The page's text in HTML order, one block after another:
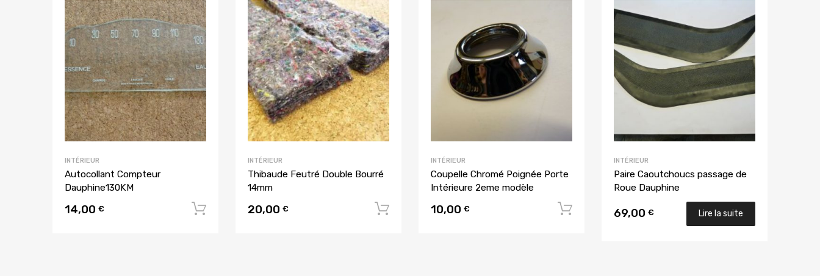
INTÉRIEUR
Autocollant Compteur
Dauphine130KM
14,00 € Ajouter au panier
INTÉRIEUR
Thibaude Feutré Double Bourré
14mm
20,00 € Ajouter au panier
INTÉRIEUR
Coupelle Chromé Poignée Porte
Intérieure 2eme modèle
10,00 € Ajouter au panier
INTÉRIEUR
Paire Caoutchoucs passage de
Roue Dauphine
69,00 € Lire la suite